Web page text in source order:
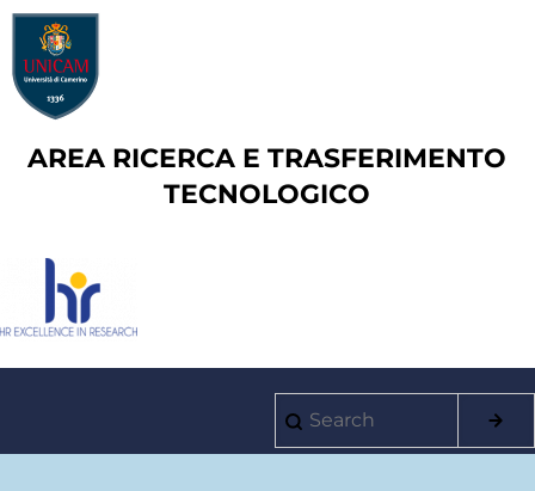
Skip
main
content
AREA RICERCA E TRASFERIMENTO
TECNOLOGICO
Search